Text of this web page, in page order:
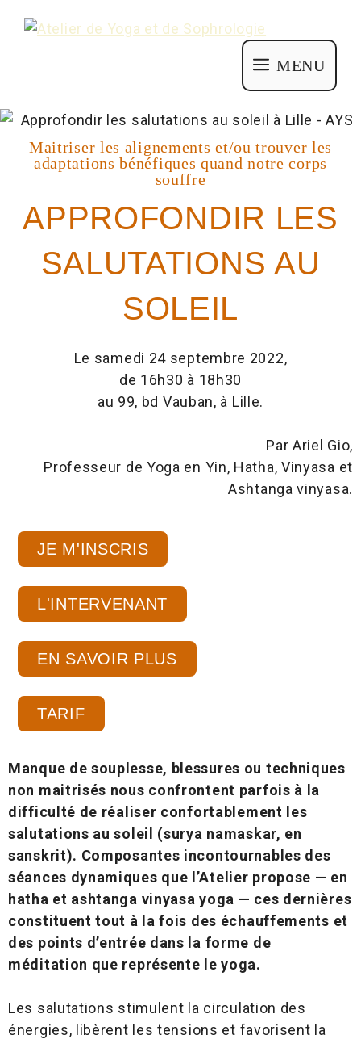
MENU
Maitriser les alignements et/ou trouver les
adaptations bénéfiques quand notre corps
souffre
APPROFONDIR LES
SALUTATIONS AU
SOLEIL
Le samedi 24 septembre 2022,
de 16h30 à 18h30
au 99, bd Vauban, à Lille.
Par Ariel Gio,
Professeur de Yoga en Yin, Hatha, Vinyasa et
Ashtanga vinyasa.
JE M'INSCRIS
L'INTERVENANT
EN SAVOIR PLUS
TARIF
Manque de souplesse, blessures ou techniques
non maitrisés nous confrontent parfois à la
difficulté de réaliser confortablement les
salutations au soleil (surya namaskar, en
sanskrit). Composantes incontournables des
séances dynamiques que l’Atelier propose — en
hatha et ashtanga vinyasa yoga — ces dernières
constituent tout à la fois des échauffements et
des points d’entrée dans la forme de
méditation que représente le yoga.
Les salutations stimulent la circulation des
énergies, libèrent les tensions et favorisent la